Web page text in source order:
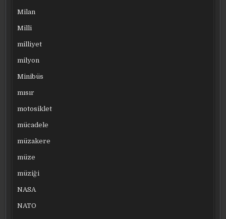
Milan
Milli
milliyet
milyon
Minibüs
mısır
motosiklet
mücadele
müzakere
müze
müziği
NASA
NATO